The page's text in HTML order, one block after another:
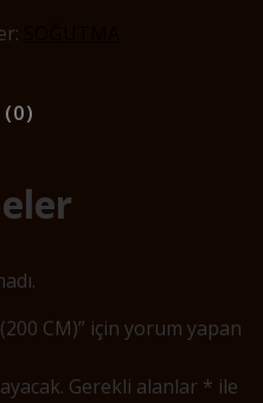
(0)
CM)” için yorum yapan
Gerekli alanlar * ile